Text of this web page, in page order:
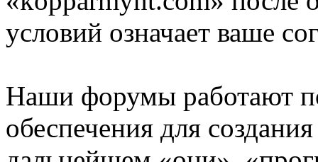
условий означает ваше
Наши форумы работают
обеспечения для